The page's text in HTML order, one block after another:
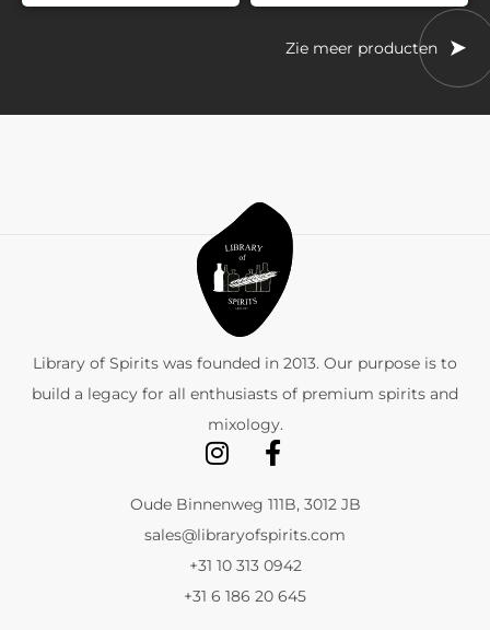
Zie meer producten
Library of Spirits was founded in 2013. Our purpose is to
build a legacy for all enthusiasts of premium spirits and
mixology.
Oude Binnenweg 111B, 3012 JB
sales@libraryofspirits.com
+31 10 313 0942
+31 6 186 20 645